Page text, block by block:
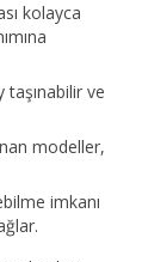
kolayca
taşınabilir ve
modeller,
imkanı